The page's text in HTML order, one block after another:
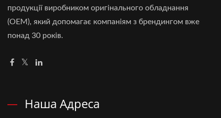
продукції виробником оригінального обладнання
(OEM), який допомагає компаніям з брендингом вже
понад 30 років.
Наша Адреса